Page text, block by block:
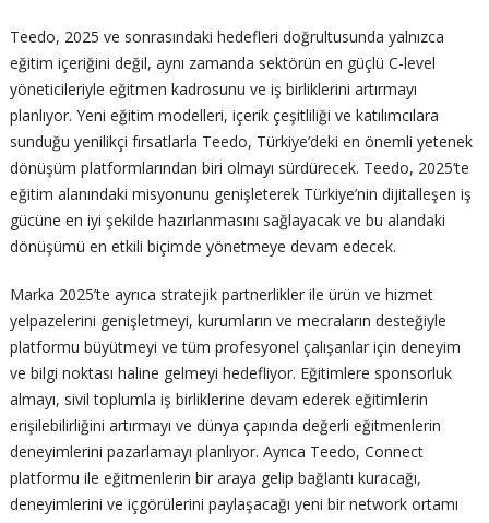
Teedo, 2025 ve sonrasındaki hedefleri doğrultusunda yalnızca
eğitim içeriğini değil, aynı zamanda sektörün en güçlü C-level
yöneticileriyle eğitmen kadrosunu ve iş birliklerini artırmayı
planlıyor. Yeni eğitim modelleri, içerik çeşitliliği ve katılımcılara
sunduğu yenilikçi fırsatlarla Teedo, Türkiye’deki en önemli yetenek
dönüşüm platformlarından biri olmayı sürdürecek. Teedo, 2025’te
eğitim alanındaki misyonunu genişleterek Türkiye’nin dijitalleşen iş
gücüne en iyi şekilde hazırlanmasını sağlayacak ve bu alandaki
dönüşümü en etkili biçimde yönetmeye devam edecek.
Marka 2025’te ayrıca stratejik partnerlikler ile ürün ve hizmet
yelpazelerini genişletmeyi, kurumların ve mecraların desteğiyle
platformu büyütmeyi ve tüm profesyonel çalışanlar için deneyim
ve bilgi noktası haline gelmeyi hedefliyor. Eğitimlere sponsorluk
almayı, sivil toplumla iş birliklerine devam ederek eğitimlerin
erişilebilirliğini artırmayı ve dünya çapında değerli eğitmenlerin
deneyimlerini pazarlamayı planlıyor. Ayrıca Teedo, Connect
platformu ile eğitmenlerin bir araya gelip bağlantı kuracağı,
deneyimlerini ve içgörülerini paylaşacağı yeni bir network ortamı